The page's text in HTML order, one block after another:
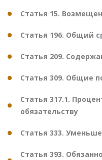
Статья 15.
Статья 196. Общий
Статья 209.
Статья 309. Общие
Статья 317.1.
обязательству
Статья 333.
Статья 393.